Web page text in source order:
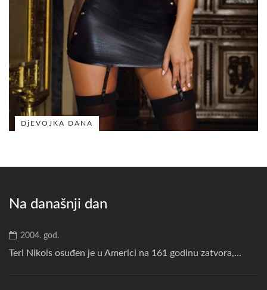
DjEVOJKA DANA
Na današnji dan
2004. god.
Teri Nikols osuđen je u Americi na 161 godinu zatvora,...